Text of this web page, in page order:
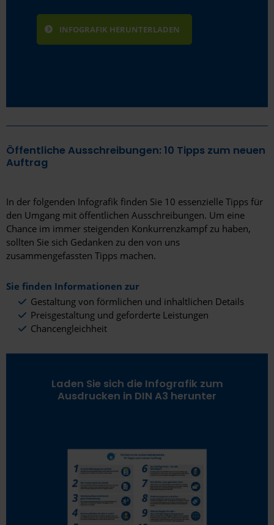
Öffentliche Ausschreibungen: 10 Tipps zum neuen
Auftrag
In der folgenden Infografik finden Sie 10 essenzielle Tipps für
den Umgang mit öffentlichen Ausschreibungen. Um eine
Chance im immer steigenden Konkurrenzkampf zu haben,
sollten Sie sich Gedanken zu den von uns
zusammengefassten Tipps machen.
Sie finden Informationen zur
Gestaltung von förmlichen und inhaltlichen Details
Preisgestaltung und geforderte Leistungen
Chancengleichheit
Laden Sie sich die Infografik zum
Ausdrucken in DIN A3 herunter